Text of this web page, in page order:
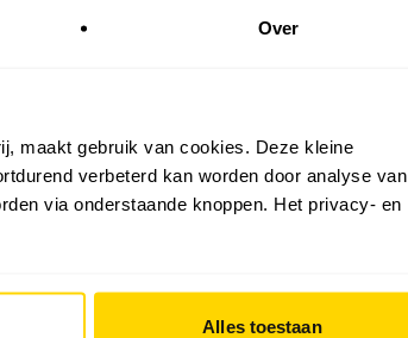
Over
maakt gebruik van cookies. Deze kleine
verbeterd kan worden door analyse van
via onderstaande knoppen. Het privacy- en
Alles toestaan
proberen
Vacatures
English